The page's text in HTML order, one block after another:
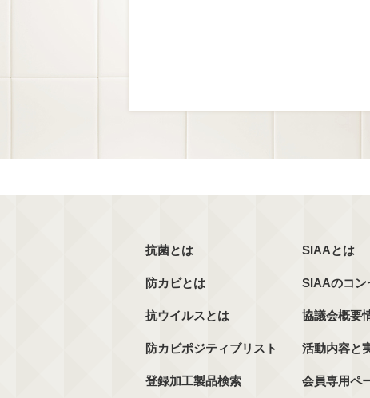
抗菌とは
防カビとは
抗ウイルスとは
防カビポジティブリスト
登録加工製品検索
SIAAとは
SIAAのコン
協議会概要
活動内容と
会員専用ペ